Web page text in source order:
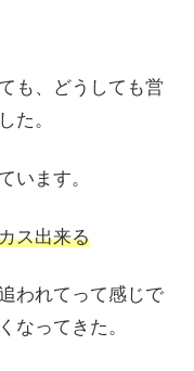
も、どうしても営
た。
います。
ス出来る
われてって感じで
なってきた。